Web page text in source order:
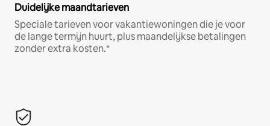
Duidelijke maandtarieven
Speciale tarieven voor vakantiewoningen die je voor
de lange termijn huurt, plus maandelijkse betalingen
zonder extra kosten.*